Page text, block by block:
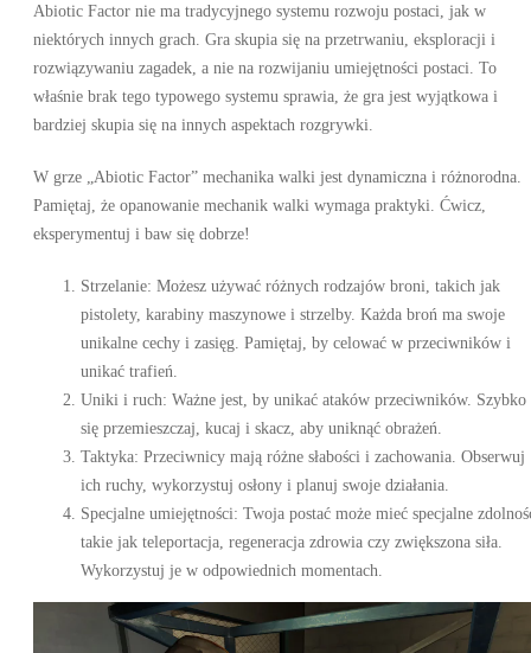
Abiotic Factor nie ma tradycyjnego systemu rozwoju postaci, jak w
niektórych innych grach. Gra skupia się na przetrwaniu, eksploracji i
rozwiązywaniu zagadek, a nie na rozwijaniu umiejętności postaci. To
właśnie brak tego typowego systemu sprawia, że gra jest wyjątkowa i
bardziej skupia się na innych aspektach rozgrywki.
W grze „Abiotic Factor” mechanika walki jest dynamiczna i różnorodna.
Pamiętaj, że opanowanie mechanik walki wymaga praktyki. Ćwicz,
eksperymentuj i baw się dobrze!
Strzelanie: Możesz używać różnych rodzajów broni, takich jak
pistolety, karabiny maszynowe i strzelby. Każda broń ma swoje
unikalne cechy i zasięg. Pamiętaj, by celować w przeciwników i
unikać trafień.
Uniki i ruch: Ważne jest, by unikać ataków przeciwników. Szybko
się przemieszczaj, kucaj i skacz, aby uniknąć obrażeń.
Taktyka: Przeciwnicy mają różne słabości i zachowania. Obserwuj
ich ruchy, wykorzystuj osłony i planuj swoje działania.
Specjalne umiejętności: Twoja postać może mieć specjalne
takie jak teleportacja, regeneracja zdrowia czy zwiększona siła.
Wykorzystuj je w odpowiednich momentach.